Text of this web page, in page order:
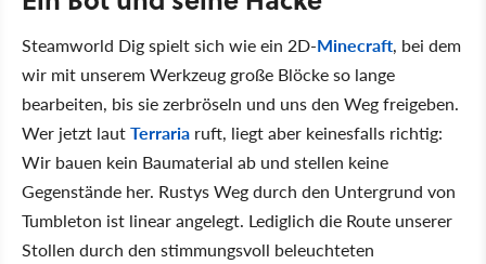
Steamworld Dig spielt sich wie ein 2D-Minecraft, bei dem
wir mit unserem Werkzeug große Blöcke so lange
bearbeiten, bis sie zerbröseln und uns den Weg freigeben.
Wer jetzt lautTerraria ruft, liegt aber keinesfalls richtig:
Wir bauen kein Baumaterial ab und stellen keine
Gegenstände her. Rustys Weg durch den Untergrund von
Tumbleton ist linear angelegt. Lediglich die Route unserer
Stollen durch den stimmungsvoll beleuchteten